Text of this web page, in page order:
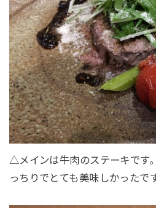
△メインは牛肉のステーキです
っちりでとても美味しかったです